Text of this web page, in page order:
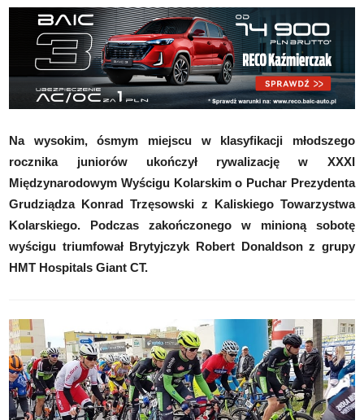
Na wysokim, ósmym miejscu w klasyfikacji młodszego
rocznika juniorów ukończył rywalizację w XXXI
Międzynarodowym Wyścigu Kolarskim o Puchar Prezydenta
Grudziądza Konrad Trzęsowski z Kaliskiego Towarzystwa
Kolarskiego. Podczas zakończonego w minioną sobotę
wyścigu triumfował Brytyjczyk Robert Donaldson z grupy
HMT Hospitals Giant CT.